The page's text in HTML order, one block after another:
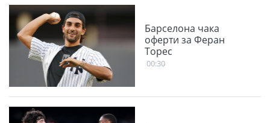
Барселона чака
оферти за Феран
Торес
00:30